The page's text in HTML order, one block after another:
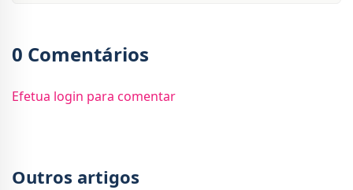
0 Comentários
Efetua login para comentar
Outros artigos